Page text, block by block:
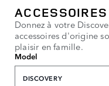
Donnez à votre
accessoires d'origine
plaisir en famille.
Model
DISCOVERY